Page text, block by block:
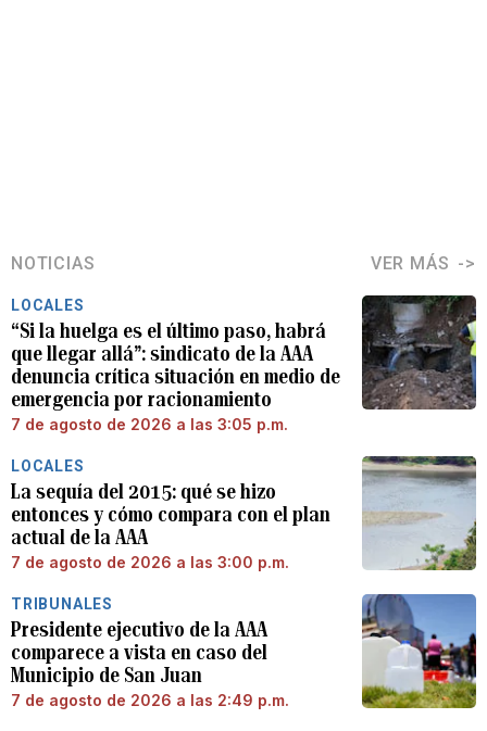
NOTICIAS VER MÁS
LOCALES
“Si la huelga es el último paso, habrá
que llegar allá”: sindicato de la AAA
denuncia crítica situación en medio de
emergencia por racionamiento
7 de agosto de 2026 a las 3:05 p.m.
LOCALES
La sequía del 2015: qué se hizo
entonces y cómo compara con el plan
actual de la AAA
7 de agosto de 2026 a las 3:00 p.m.
TRIBUNALES
Presidente ejecutivo de la AAA
comparece a vista en caso del
Municipio de San Juan
7 de agosto de 2026 a las 2:49 p.m.